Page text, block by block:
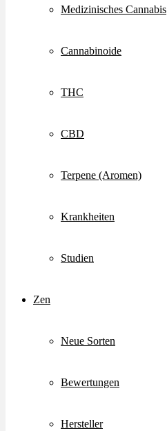
Medizinisches Cannabis
Cannabinoide
THC
CBD
Terpene (Aromen)
Krankheiten
Studien
Zen
Neue Sorten
Bewertungen
Hersteller